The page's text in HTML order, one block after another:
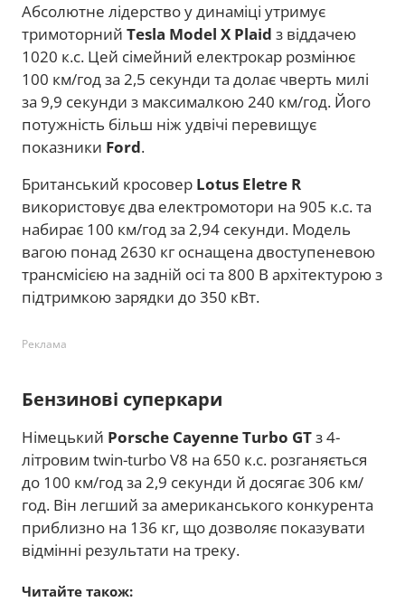
Абсолютне лідерство у динаміці утримує
тримоторний Tesla Model X Plaid з віддачею
1020 к.с. Цей сімейний електрокар розмінює
100 км/год за 2,5 секунди та долає чверть милі
за 9,9 секунди з максималкою 240 км/год. Його
потужність більш ніж удвічі перевищує
показники Ford.
Британський кросовер Lotus Eletre R
використовує два електромотори на 905 к.с. та
набирає 100 км/год за 2,94 секунди. Модель
вагою понад 2630 кг оснащена двоступеневою
трансмісією на задній осі та 800 В архітектурою з
підтримкою зарядки до 350 кВт.
Реклама
Бензинові суперкари
Німецький Porsche Cayenne Turbo GTз 4-
літровим twin-turbo V8 на 650 к.с. розганяється
до 100 км/год за 2,9 секунди й досягає 306 км/
год. Він легший за американського конкурента
приблизно на 136 кг, що дозволяє показувати
відмінні результати на треку.
Читайте також: